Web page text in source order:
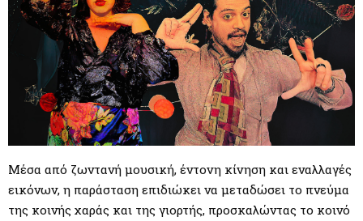
Μέσα από ζωντανή μουσική, έντονη κίνηση και εναλλαγές
εικόνων, η παράσταση επιδιώκει να μεταδώσει το πνεύμα
της κοινής χαράς και της γιορτής, προσκαλώντας το κοινό